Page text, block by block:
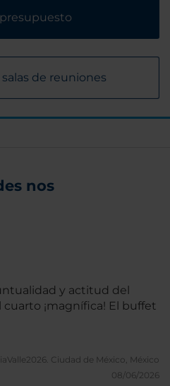
de reuniones
nos
y actitud del
cuarto ¡magnífica! El buffet
Ciudad de México, México
08/06/2026